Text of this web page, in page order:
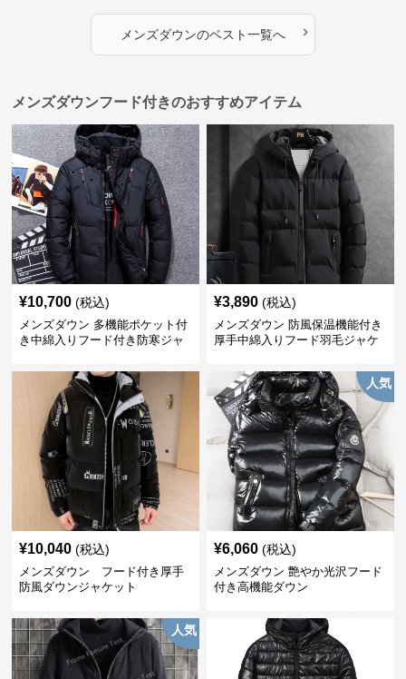
メンズダウンのベスト一覧へ ›
メンズダウンフード付きのおすすめアイテム
¥10,700 (税込)
メンズダウン 多機能ポケット付
き中綿入りフード付き防寒ジャ
¥3,890 (税込)
メンズダウン 防風保温機能付き
厚手中綿入りフード羽毛ジャケ
¥10,040 (税込)
メンズダウン フード付き厚手
防風ダウンジャケット
人気
¥6,060 (税込)
メンズダウン 艶やか光沢フード
付き高機能ダウン
人気